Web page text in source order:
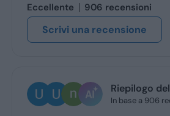
Eccellente
906 recensioni
Scrivi una recensione
Riepilogo della
In base a 906 recensioni